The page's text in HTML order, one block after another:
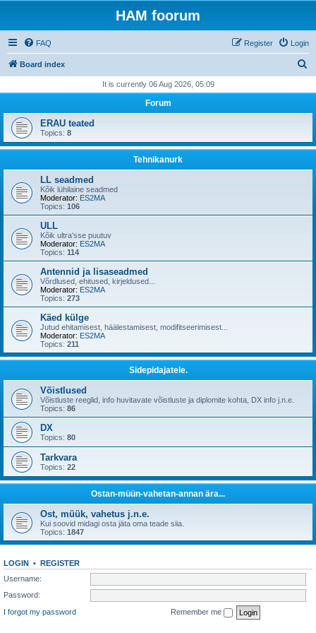
HAM foorum
FAQ Login
Register
Board index
r
h
It is currently 06 Aug 2026, 05:09
Forum
ERAU teated
Topics: 8
Tehnikanurk
LL seadmed
Kõik lühilaine seadmed
Moderator: ES2MA
Topics: 106
ULL
Kõik ultra'sse puutuv
Moderator: ES2MA
Topics: 114
Antennid ja lisaseadmed
Võrdlused, ehitused, kirjeldused...
Moderator: ES2MA
Topics: 273
Käed külge
Jutud ehitamisest, häälestamisest, modifitseerimisest...
Moderator: ES2MA
Topics: 211
Sidepidajatele.
Võistlused
Võistluste reeglid, info huvitavate võistluste ja diplomite kohta, DX info j.n.e.
Topics: 86
DX
Topics: 80
Tarkvara
Topics: 22
Ostan-müün-vahetan-annan ära...
Ost, müük, vahetus j.n.e.
Kui soovid midagi osta jäta oma teade siia.
Topics: 1847
LOGIN • REGISTER
Username:
Password:
I forgot my password
Remember me